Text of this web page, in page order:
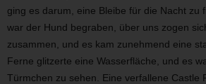
ging es darum, eine Bleibe für die Nacht zu
war der Hund begraben, über uns zogen
zusammen, und es kam zunehmend eine
Ferne glitzerte eine Wasserfläche, und es
Türmchen zu sehen. Eine verfallene Castle